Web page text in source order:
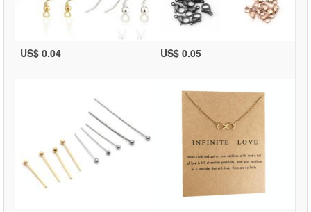
US$ 0.04 US$ 0.05